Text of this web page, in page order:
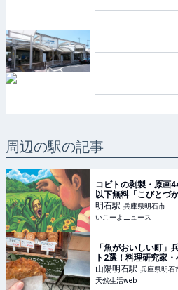
周辺の駅の記事
コビトの剥製・原画
以下無料「こびとづ
明石駅 兵庫県明石市
いこーよニュース
「魚がおいしい町」
ト2選！料理研究家
商店街”、明石だこを
生活web
山陽明石駅 兵庫県明石
天然生活web